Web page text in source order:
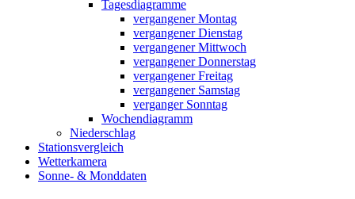
Tagesdiagramme
vergangener Montag
vergangener Dienstag
vergangener Mittwoch
vergangener Donnerstag
vergangener Freitag
vergangener Samstag
verganger Sonntag
Wochendiagramm
Niederschlag
Stationsvergleich
Wetterkamera
Sonne- & Monddaten